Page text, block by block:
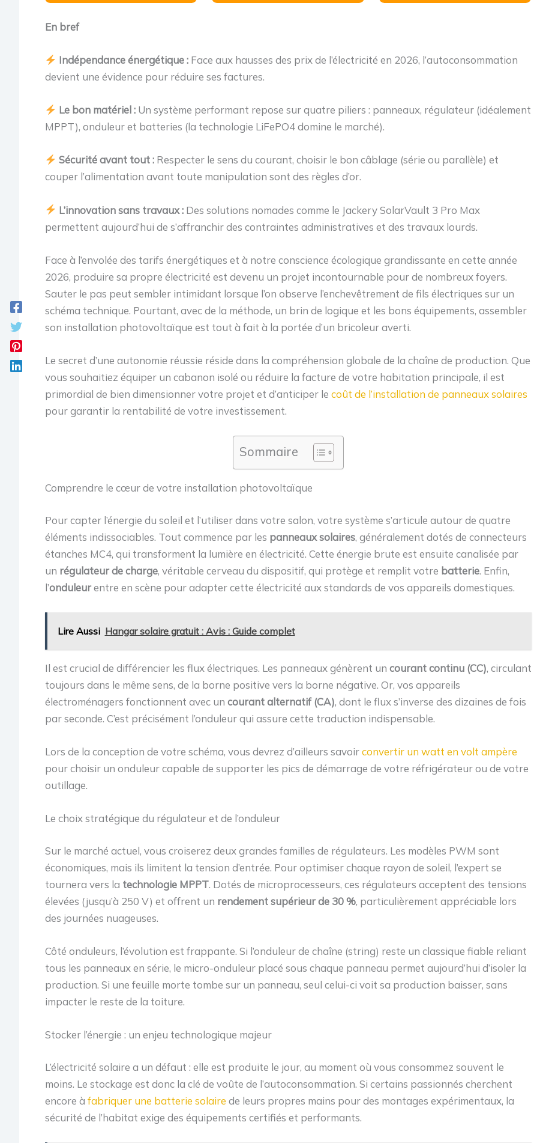
En bref
Indépendance énergétique :Face aux hausses des prix de l’électricité en 2026, l’autoconsommation
devient une évidence pour réduire ses factures.
Le bon matériel :Un système performant repose sur quatre piliers : panneaux, régulateur (idéalement
MPPT), onduleur et batteries (la technologie LiFePO4 domine le marché).
Sécurité avant tout :Respecter le sens du courant, choisir le bon câblage (série ou parallèle) et
couper l’alimentation avant toute manipulation sont des règles d’or.
L’innovation sans travaux :Des solutions nomades comme le Jackery SolarVault 3 Pro Max
permettent aujourd’hui de s’affranchir des contraintes administratives et des travaux lourds.
Face à l’envolée des tarifs énergétiques et à notre conscience écologique grandissante en cette année
2026, produire sa propre électricité est devenu un projet incontournable pour de nombreux foyers.
Sauter le pas peut sembler intimidant lorsque l’on observe l’enchevêtrement de fils électriques sur un
schéma technique. Pourtant, avec de la méthode, un brin de logique et les bons équipements, assembler
son installation photovoltaïque est tout à fait à la portée d’un bricoleur averti.
Le secret d’une autonomie réussie réside dans la compréhension globale de la chaîne de production. Que
vous souhaitiez équiper un cabanon isolé ou réduire la facture de votre habitation principale, il est
primordial de bien dimensionner votre projet et d’anticiper le coût de l’installation de panneaux solaires
pour garantir la rentabilité de votre investissement.
Sommaire
Comprendre le cœur de votre installation photovoltaïque
Pour capter l’énergie du soleil et l’utiliser dans votre salon, votre système s’articule autour de quatre
éléments indissociables. Tout commence par les panneaux solaires, généralement dotés de connecteurs
étanches MC4, qui transforment la lumière en électricité. Cette énergie brute est ensuite canalisée par
un régulateur de charge, véritable cerveau du dispositif, qui protège et remplit votre batterie. Enfin,
l’onduleurentre en scène pour adapter cette électricité aux standards de vos appareils domestiques.
Lire Aussi Hangar solaire gratuit : Avis : Guide complet
Il est crucial de différencier les flux électriques. Les panneaux génèrent un courant continu (CC), circulant
toujours dans le même sens, de la borne positive vers la borne négative. Or, vos appareils
électroménagers fonctionnent avec un courant alternatif (CA), dont le flux s’inverse des dizaines de fois
par seconde. C’est précisément l’onduleur qui assure cette traduction indispensable.
Lors de la conception de votre schéma, vous devrez d’ailleurs savoirconvertir un watt en volt ampère
pour choisir un onduleur capable de supporter les pics de démarrage de votre réfrigérateur ou de votre
outillage.
Le choix stratégique du régulateur et de l’onduleur
Sur le marché actuel, vous croiserez deux grandes familles de régulateurs. Les modèles PWM sont
économiques, mais ils limitent la tension d’entrée. Pour optimiser chaque rayon de soleil, l’expert se
tournera vers la technologie MPPT. Dotés de microprocesseurs, ces régulateurs acceptent des tensions
élevées (jusqu’à 250 V) et offrent un rendement supérieur de 30 %, particulièrement appréciable lors
des journées nuageuses.
Côté onduleurs, l’évolution est frappante. Si l’onduleur de chaîne (string) reste un classique fiable reliant
tous les panneaux en série, le micro-onduleur placé sous chaque panneau permet aujourd’hui d’isoler la
production. Si une feuille morte tombe sur un panneau, seul celui-ci voit sa production baisser, sans
impacter le reste de la toiture.
Stocker l’énergie : un enjeu technologique majeur
L’électricité solaire a un défaut : elle est produite le jour, au moment où vous consommez souvent le
moins. Le stockage est donc la clé de voûte de l’autoconsommation. Si certains passionnés cherchent
encore à fabriquer une batterie solaire de leurs propres mains pour des montages expérimentaux, la
sécurité de l’habitat exige des équipements certifiés et performants.